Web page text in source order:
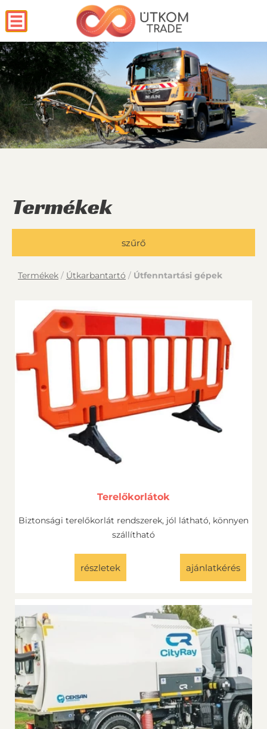
Termékek
szűrő
Termékek / Útkarbantartó / Útfenntartási gépek
Terelőkorlátok
Biztonsági terelőkorlát rendszerek, jól látható, könnyen
szállítható
részletek ajánlatkérés